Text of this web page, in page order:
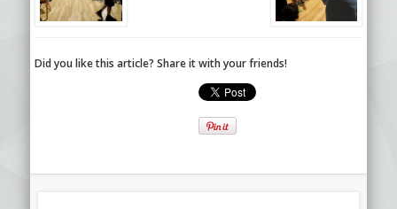
Did you like this article? Share it with your friends!